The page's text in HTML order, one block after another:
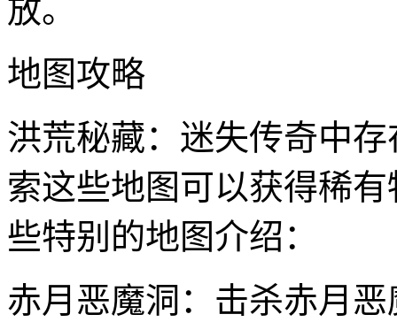
放。
地图攻略
洪荒秘藏：迷失传奇中
索这些地图可以获得稀
些特别的地图介绍：
赤月恶魔洞：击杀赤月